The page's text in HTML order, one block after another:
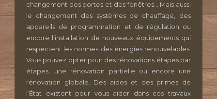
changement des portes et des fenêtres... Mais aussi
le changement des systèmes de chauffage, des
appareils de programmation et de régulation ou
encore l'installation de nouveaux équipements qui
respectent les normes des énergies renouvelables.
Vous pouvez opter pour des rénovations étapes par
étapes, une rénovation partielle ou encore une
rénovation globale. Des aides et des primes de
l’État existent pour vous aider dans ces travaux